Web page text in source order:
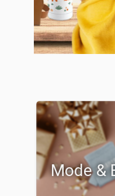
Mode &